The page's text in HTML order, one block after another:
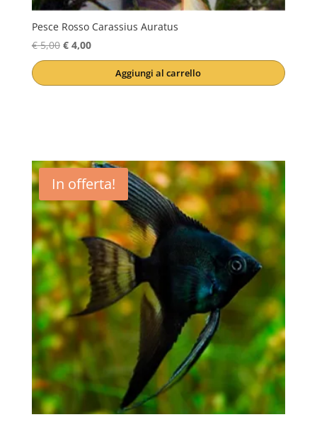
Pesce Rosso Carassius Auratus
€5,00 Il
prezzo
€4,00Il
prezzo
attualeAggiungi al carrello
In offerta!